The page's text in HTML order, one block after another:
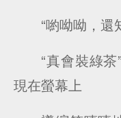
“喲呦呦，還
“真會裝綠
現在螢幕上